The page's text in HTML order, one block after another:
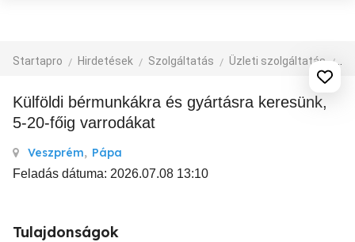
Startapro Hirdetések Szolgáltatás Üzleti szolgáltatás
Külföldi bérmunkákra és gyártásra keresünk,
5-20-főig varrodákat
Veszprém, Pápa
Feladás dátuma: 2026.07.08 13:10
Tulajdonságok